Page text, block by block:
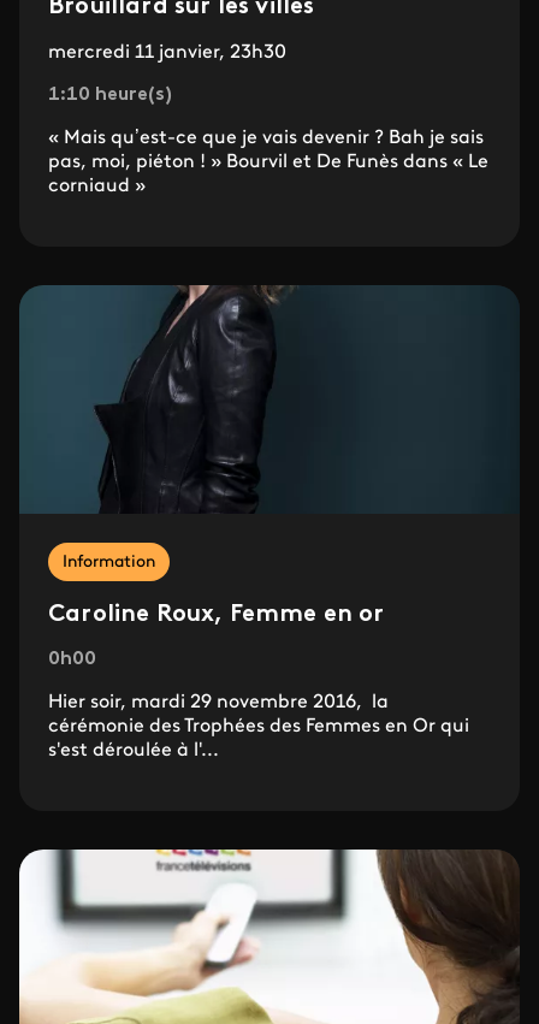
Brouillard sur les villes
mercredi 11 janvier, 23h30
1:10 heure(s)
« Mais qu’est-ce que je vais devenir ? Bah je sais
pas, moi, piéton ! » Bourvil et De Funès dans « Le
corniaud »
Information
Caroline Roux, Femme en or
0h00
Hier soir, mardi 29 novembre 2016, la
cérémonie des Trophées des Femmes en Or qui
s'est déroulée à l'...